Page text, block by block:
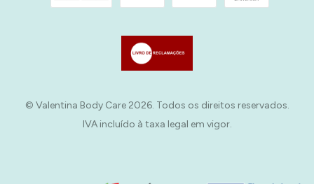
© Valentina Body Care 2026. Todos os direitos reservados.
IVA incluído à taxa legal em vigor.